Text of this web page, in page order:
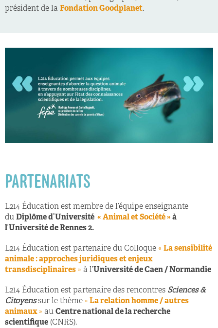
président de la Fondation Goodplanet.
PARTENARIATS
L214 Éducation est membre de l’équipe enseignante
du Diplôme d’Université « Animal et Société » à
l’Université de Rennes 2.
L214 Éducation est partenaire du Colloque « La sensibilité
animale : approches juridiques et enjeux
transdisciplinaires » à l’Université de Caen / Normandie
L214 Éducation est partenaire des rencontres Sciences &
Citoyenssur le thème « La relation homme / autres
animaux » au Centre national de la recherche
scientifique (CNRS).